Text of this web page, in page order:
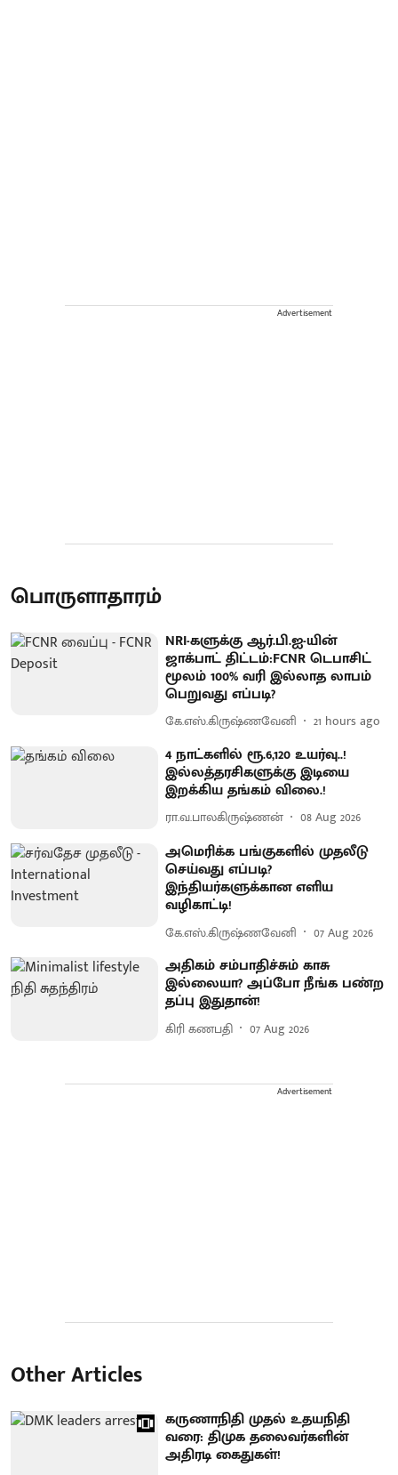
Advertisement
பொருளாதாரம்
NRI-களுக்கு ஆர்.பி.ஐ-யின்
ஜாக்பாட் திட்டம்:FCNR டெபாசிட்
மூலம் 100% வரி இல்லாத லாபம்
பெறுவது எப்படி?
கே.எஸ்.கிருஷ்ணவேனி 21 hours ago
4 நாட்களில் ரூ.6,120 உயர்வு..!
இல்லத்தரசிகளுக்கு இடியை
இறக்கிய தங்கம் விலை.!
ரா.வ.பாலகிருஷ்ணன் 08 Aug 2026
அமெரிக்க பங்குகளில் முதலீடு
செய்வது எப்படி?
இந்தியர்களுக்கான எளிய
வழிகாட்டி!
கே.எஸ்.கிருஷ்ணவேனி 07 Aug 2026
அதிகம் சம்பாதிச்சும் காசு
இல்லையா? அப்போ நீங்க பண்ற
தப்பு இதுதான்!
கிரி கணபதி 07 Aug 2026
Advertisement
Other Articles
கருணாநிதி முதல் உதயநிதி
வரை: திமுக தலைவர்களின்
அதிரடி கைதுகள்!